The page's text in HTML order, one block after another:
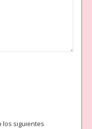
los siguientes